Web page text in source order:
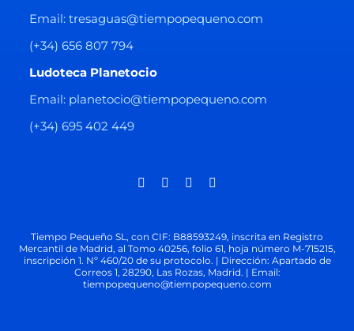
Email: tresaguas@tiempopequeno.com
(+34) 656 807 794
Ludoteca Planetocio
Email: planetocio@tiempopequeno.com
(+34) 695 402 449
Tiempo Pequeño SL, con CIF: B88593249, inscrita en Registro
Mercantil de Madrid, al Tomo 40256, folio 61, hoja número M-715215,
inscripción 1. Nº 460/20 de su protocolo. | Dirección: Apartado de
Correos 1, 28290, Las Rozas, Madrid. | Email:
tiempopequeno@tiempopequeno.com